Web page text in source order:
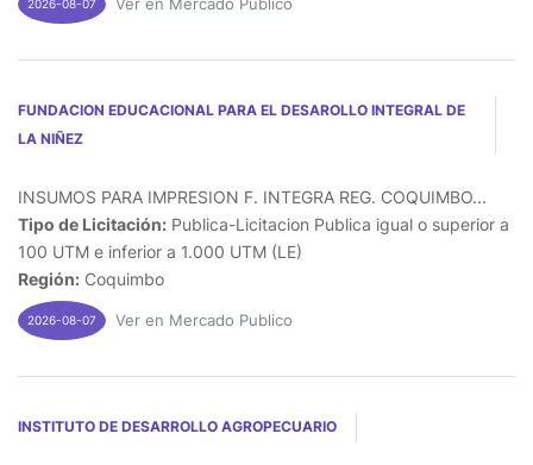
2026-08-07 Ver en Mercado Publico
FUNDACION EDUCACIONAL PARA EL DESAROLLO INTEGRAL DE
LA NIÑEZ
INSUMOS PARA IMPRESION F. INTEGRA REG. COQUIMBO...
Tipo de Licitación: Publica-Licitacion Publica igual o superior a
100 UTM e inferior a 1.000 UTM (LE)
Región: Coquimbo
2026-08-07 Ver en Mercado Publico
INSTITUTO DE DESARROLLO AGROPECUARIO